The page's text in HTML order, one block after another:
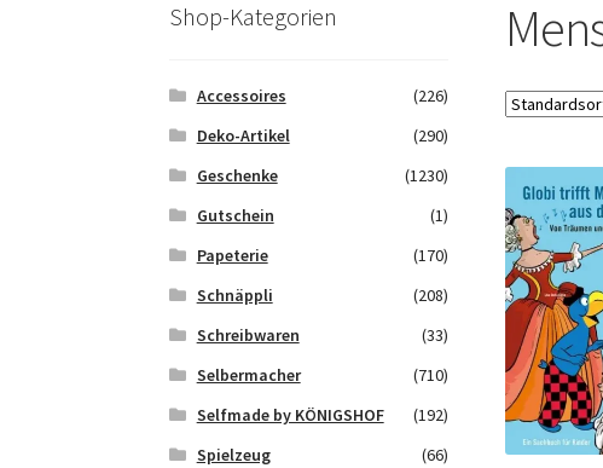
Shop-Kategorien
Accessoires
(226)
Deko-Artikel
(290)
Geschenke
(1230)
Gutschein
(1)
Papeterie
(170)
Schnäppli
(208)
Schreibwaren
(33)
Selbermacher
(710)
Selfmade by KÖNIGSHOF
(192)
Spielzeug
(66)